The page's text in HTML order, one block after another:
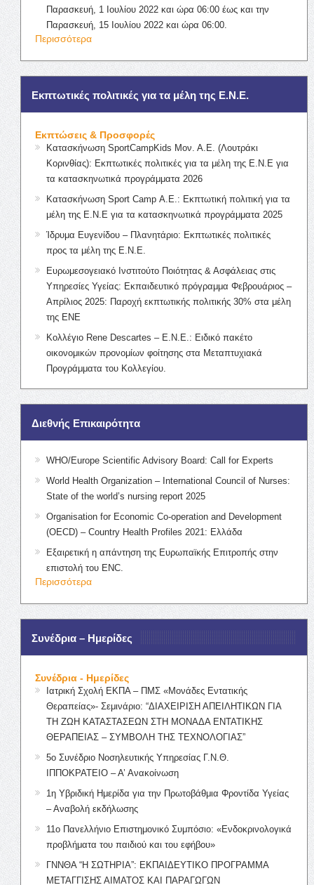
Παρασκευή, 1 Ιουλίου 2022 και ώρα 06:00 έως και την
Παρασκευή, 15 Ιουλίου 2022 και ώρα 06:00.
Περισσότερα
Εκπτωτικές πολιτικές για τα μέλη της Ε.Ν.Ε.
Εκπτώσεις & Προσφορές
Κατασκήνωση SportCampKids Μον. Α.Ε. (Λουτράκι
Κορινθίας): Εκπτωτικές πολιτικές για τα μέλη της Ε.Ν.Ε για
τα κατασκηνωτικά προγράμματα 2026
Κατασκήνωση Sport Camp Α.Ε.: Εκπτωτική πολιτική για τα
μέλη της Ε.Ν.Ε για τα κατασκηνωτικά προγράμματα 2025
Ίδρυμα Ευγενίδου – Πλανητάριο: Εκπτωτικές πολιτικές
προς τα μέλη της Ε.Ν.Ε.
Ευρωμεσογειακό Ινστιτούτο Ποιότητας & Ασφάλειας στις
Υπηρεσίες Υγείας: Εκπαιδευτικό πρόγραμμα Φεβρουάριος –
Απρίλιος 2025: Παροχή εκπτωτικής πολιτικής 30% στα μέλη
της ΕΝΕ
Κολλέγιο Rene Descartes – Ε.Ν.Ε.: Ειδικό πακέτο
οικονομικών προνομίων φοίτησης στα Μεταπτυχιακά
Προγράμματα του Κολλεγίου.
Διεθνής Επικαιρότητα
WHO/Europe Scientific Advisory Board: Call for Experts
World Health Organization – International Council of Nurses:
State of the world’s nursing report 2025
Organisation for Economic Co-operation and Development
(OECD) – Country Health Profiles 2021: Ελλάδα
Εξαιρετική η απάντηση της Ευρωπαϊκής Επιτροπής στην
επιστολή του ENC.
Περισσότερα
Συνέδρια – Ημερίδες
Συνέδρια - Ημερίδες
Ιατρική Σχολή ΕΚΠΑ – ΠΜΣ «Μονάδες Εντατικής
Θεραπείας»- Σεμινάριο: “ΔΙΑΧΕΙΡΙΣΗ ΑΠΕΙΛΗΤΙΚΩΝ ΓΙΑ
ΤΗ ΖΩΗ ΚΑΤΑΣΤΑΣΕΩΝ ΣΤΗ ΜΟΝΑΔΑ ΕΝΤΑΤΙΚΗΣ
ΘΕΡΑΠΕΙΑΣ – ΣΥΜΒΟΛΗ ΤΗΣ ΤΕΧΝΟΛΟΓΙΑΣ”
5ο Συνέδριο Νοσηλευτικής Υπηρεσίας Γ.Ν.Θ.
ΙΠΠΟΚΡΑΤΕΙΟ – Α’ Ανακοίνωση
1η Υβριδική Ημερίδα για την Πρωτοβάθμια Φροντίδα Υγείας
– Αναβολή εκδήλωσης
11ο Πανελλήνιο Επιστημονικό Συμπόσιο: «Ενδοκρινολογικά
προβλήματα του παιδιού και του εφήβου»
ΓΝΝΘΑ “Η ΣΩΤΗΡΙΑ”: ΕΚΠΑΙΔΕΥΤΙΚΟ ΠΡΟΓΡΑΜΜΑ
ΜΕΤΑΓΓΙΣΗΣ ΑΙΜΑΤΟΣ ΚΑΙ ΠΑΡΑΓΩΓΩΝ